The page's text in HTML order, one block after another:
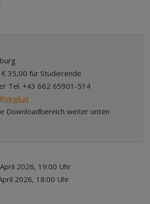
35,00 für Studierende
Tel. +43 662 65901-514
Downloadbereich weiter unten
2026, 19:00 Uhr
2026, 18:00 Uhr